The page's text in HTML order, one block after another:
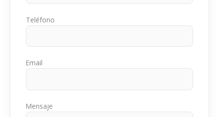
Teléfono
Email
Mensaje